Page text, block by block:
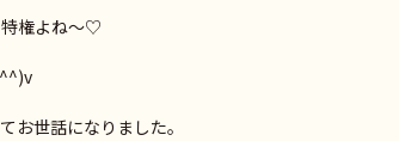
特権よね～♡
お世話になりました。